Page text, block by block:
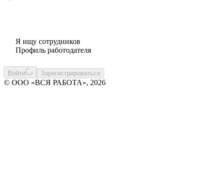
Я ищу сотрудников
Профиль работодателя
Войти Зарегистрироваться
© ООО «ВСЯ РАБОТА», 2026